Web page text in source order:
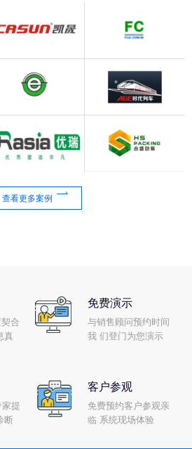
查看更多案例 
合
真
免费演示
与销售顾问预约时间
我 们登门为您演示
提
断
客户参观
免费预约客户参观亲
临 系统现场体验